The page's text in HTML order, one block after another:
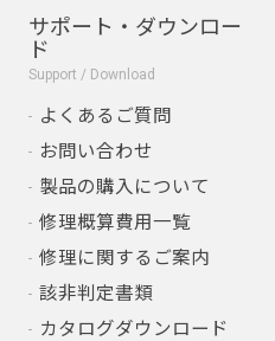
サポート・ダウンロー
ド
Support / Download
よくあるご質問
お問い合わせ
製品の購入について
修理概算費用一覧
修理に関するご案内
該非判定書類
カタログダウンロード